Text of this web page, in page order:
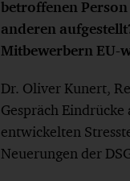
betroffenen
anderen
Mitbewerbern EU-
Dr. Oliver Kunert,
Gespräch
entwickelten
Neuerungen der